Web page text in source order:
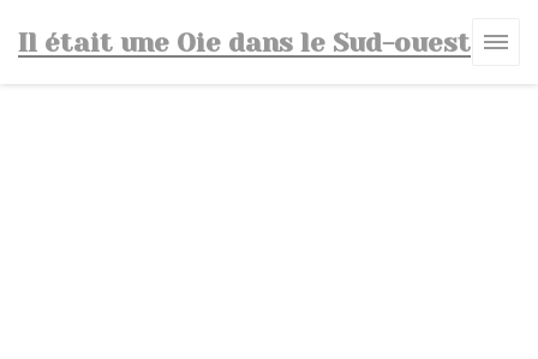
Il était une Oie dans le Sud-ouest